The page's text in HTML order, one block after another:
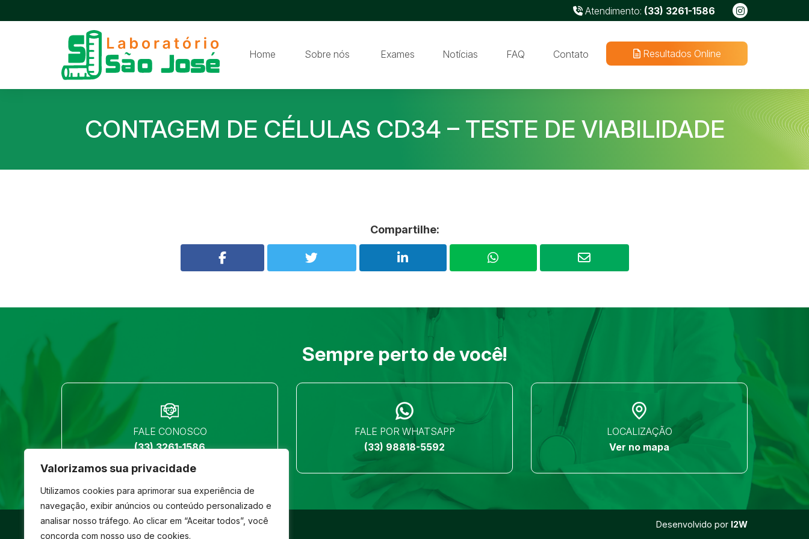
Valorizamos sua privacidade
Utilizamos cookies para aprimorar sua experiência de
navegação, exibir anúncios ou conteúdo personalizado e
analisar nosso tráfego. Ao clicar em “Aceitar todos”, você
concorda com nosso uso de cookies.
Atendimento: (33) 3261-1586
Home Sobre nós Exames Notícias FAQ Contato Resultados Online
CONTAGEM DE CÉLULAS CD34 – TESTE DE VIABILIDADE
Compartilhe:
Sempre perto de você!
FALE CONOSCO
(33) 3261-1586
FALE POR WHATSAPP
(33) 98818-5592
LOCALIZAÇÃO
Ver no mapa
© São José- Todos os direitos reservados Desenvolvido por I2W